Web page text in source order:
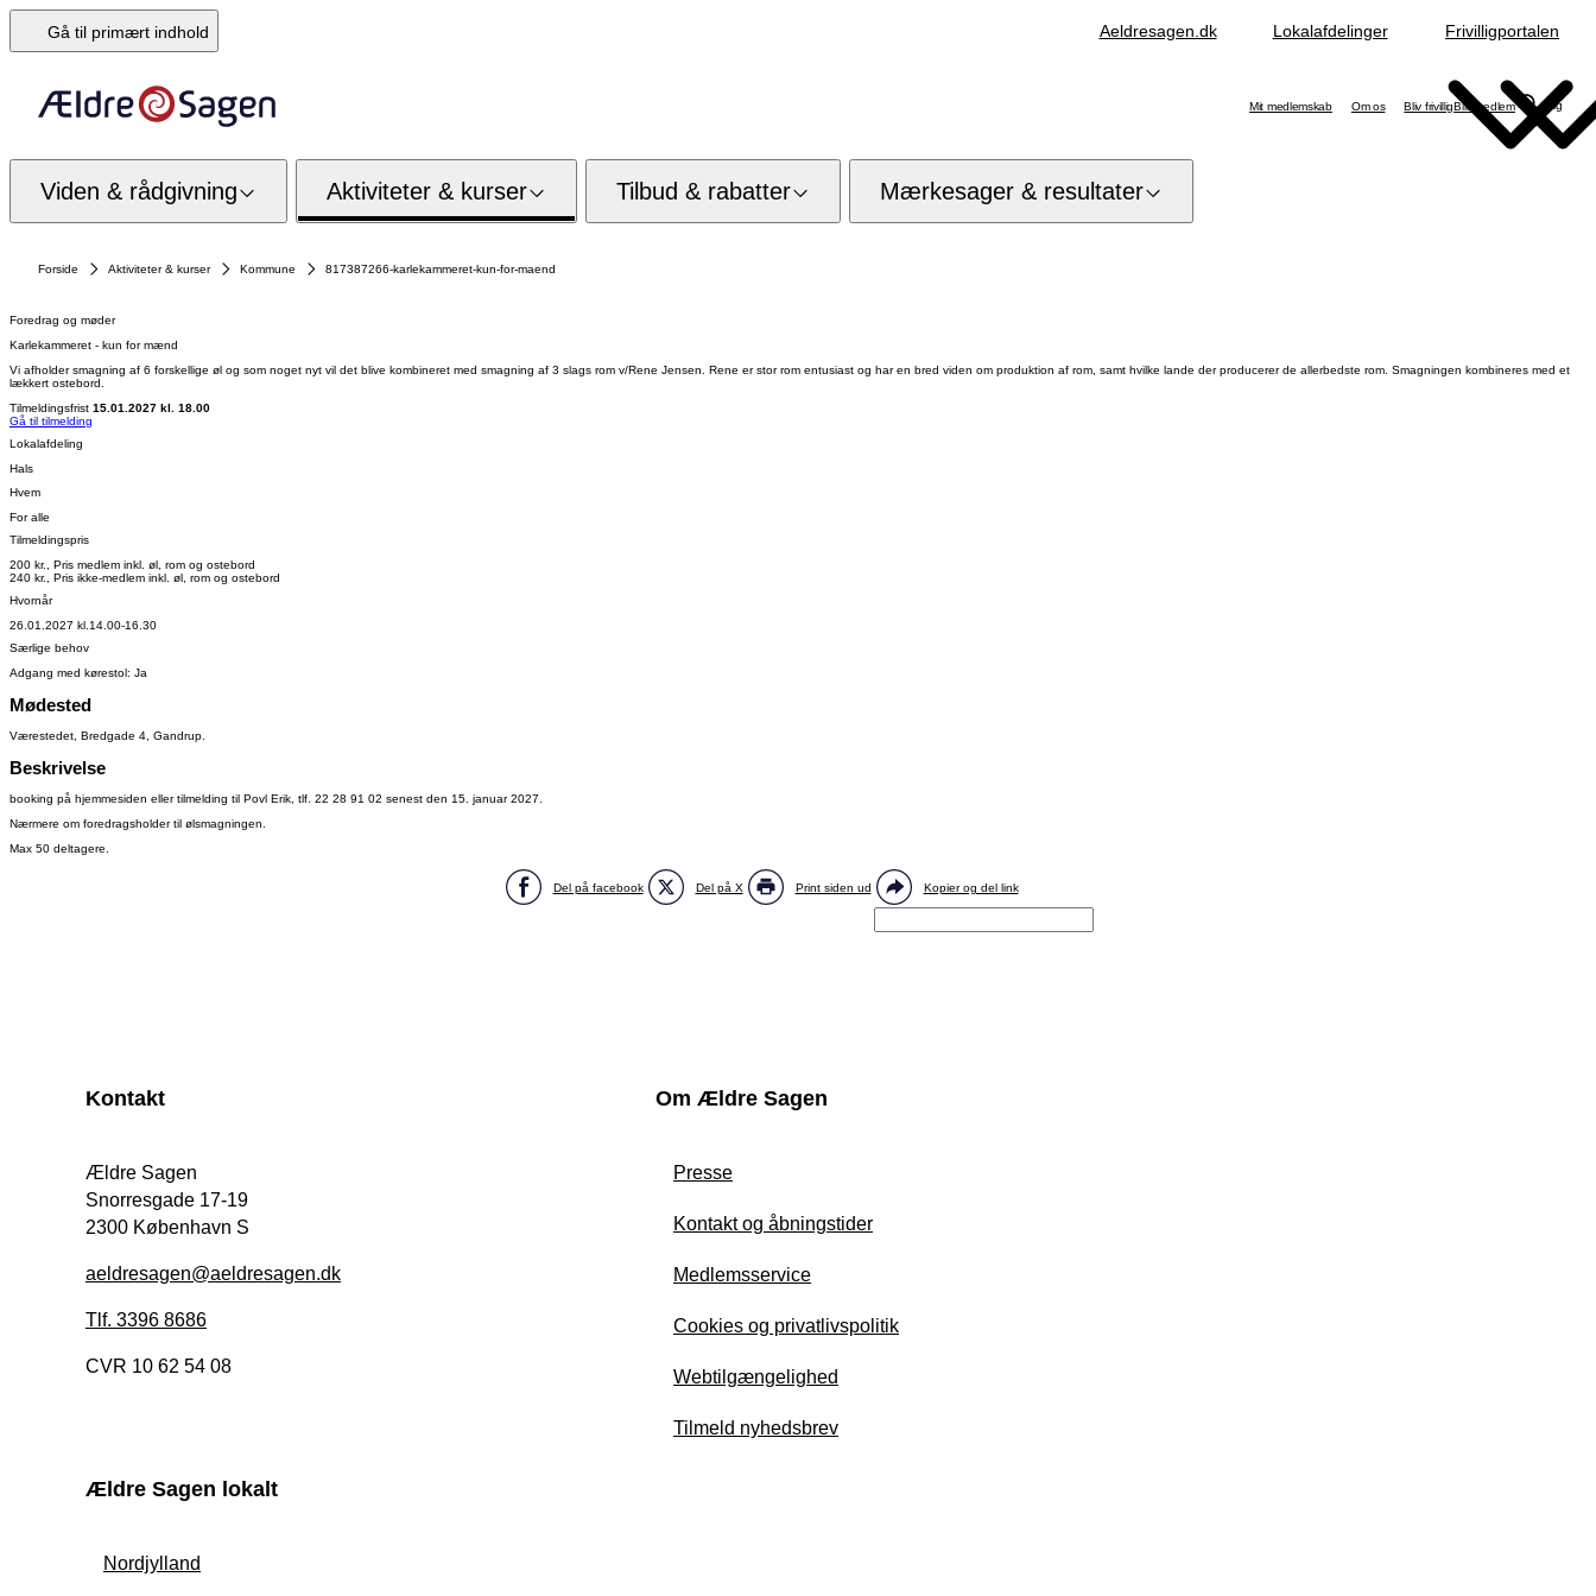
Gå til primært indhold Aeldresagen.dk Lokalafdelinger Frivilligportalen
Mit medlemskab Om os Bliv frivilligBliv medlem Søg
Viden & rådgivning Aktiviteter & kurser Tilbud & rabatter Mærkesager & resultater
Forside Aktiviteter & kurser Kommune 817387266-karlekammeret-kun-for-maend
Foredrag og møder
Karlekammeret - kun for mænd
Vi afholder smagning af 6 forskellige øl og som noget nyt vil det blive kombineret med smagning af 3 slags rom v/Rene Jensen. Rene er stor rom entusiast og har en bred viden om produktion af rom, samt hvilke lande der producerer de allerbedste rom. Smagningen kombineres med et
lækkert ostebord.
Tilmeldingsfrist 15.01.2027 kl. 18.00
Gå til tilmelding
Lokalafdeling
Hals
Hvem
For alle
Tilmeldingspris
200 kr., Pris medlem inkl. øl, rom og ostebord
240 kr., Pris ikke-medlem inkl. øl, rom og ostebord
Hvornår
26.01.2027 kl.14.00-16.30
Særlige behov
Adgang med kørestol: Ja
Mødested
Værestedet, Bredgade 4, Gandrup.
Beskrivelse
booking på hjemmesiden eller tilmelding til Povl Erik, tlf. 22 28 91 02 senest den 15. januar 2027.
Nærmere om foredragsholder til ølsmagningen.
Max 50 deltagere.
Del på facebook Del på X Print siden ud Kopier og del link
Kontakt
Ældre Sagen
Snorresgade 17-19
2300 København S
aeldresagen@aeldresagen.dk
Tlf. 3396 8686
CVR 10 62 54 08
Om Ældre Sagen
Presse
Kontakt og åbningstider
Medlemsservice
Cookies og privatlivspolitik
Webtilgængelighed
Tilmeld nyhedsbrev
Ældre Sagen lokalt
Nordjylland